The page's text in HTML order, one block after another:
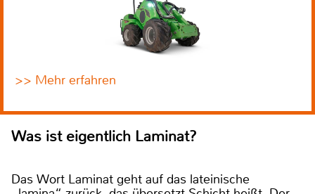
>> Mehr erfahren
Was ist eigentlich Laminat?
Das Wort Laminat geht auf das lateinische